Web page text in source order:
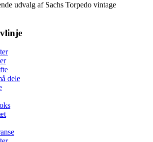
udvalg af Sachs Torpedo vintage
dele